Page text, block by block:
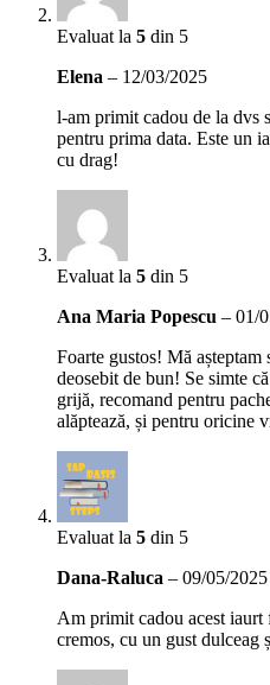
Evaluat la 5 din 5
Elena – 12/03/2025
l-am primit cadou de la dvs
pentru prima data. Este un
cu drag!
Evaluat la 5 din 5
Ana Maria Popescu – 01/
Foarte gustos! Mă așteptam
deosebit de bun! Se simte
grijă, recomand pentru
alăptează, și pentru oricine
Evaluat la 5 din 5
Dana-Raluca – 09/05/2025
Am primit cadou acest
cremos, cu un gust dulceag